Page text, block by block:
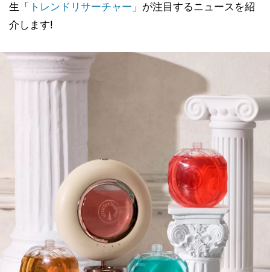
生「 トレンドリサーチャー 」が注目するニュースを紹
介します!